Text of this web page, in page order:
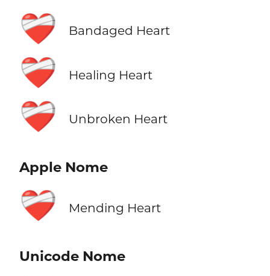
❤️‍🩹 Bandaged Heart
❤️‍🩹 Healing Heart
❤️‍🩹 Unbroken Heart
Apple Nome
❤️‍🩹 Mending Heart
Unicode Nome